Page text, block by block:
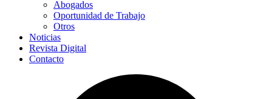
Abogados
Oportunidad de Trabajo
Otros
Noticias
Revista Digital
Contacto